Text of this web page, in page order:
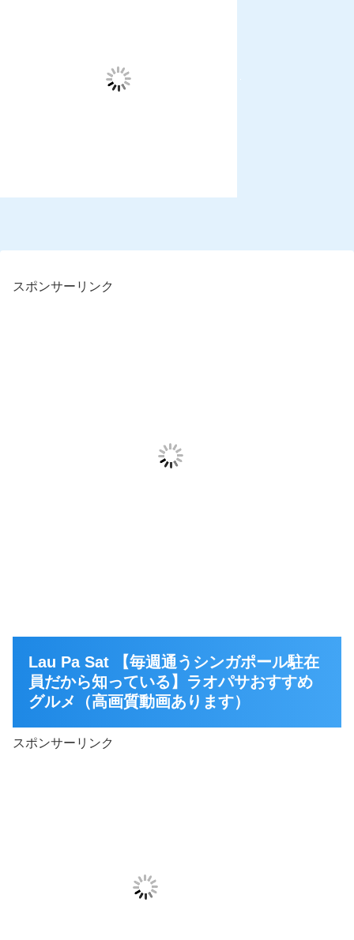
スポンサーリンク
Lau Pa Sat 【毎週通うシンガポール駐在
員だから知っている】ラオパサおすすめ
グルメ（高画質動画あります）
スポンサーリンク